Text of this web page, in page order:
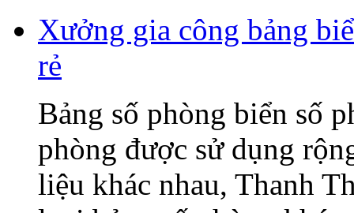
Xưởng gia công bảng
rẻ
Bảng số phòng biển số
phòng được sử dụng
liệu khác nhau, Thanh